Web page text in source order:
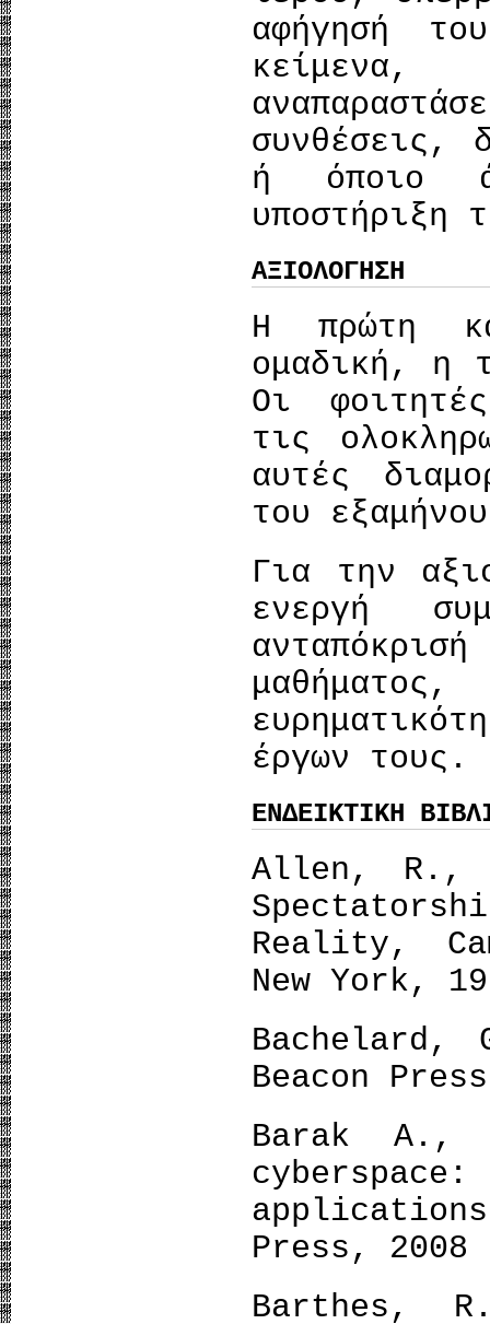
αφήγησή
κείμενα,
συνθέσεις,
ή όποιο
υποστήριξη
ΑΞΙΟΛΟΓΗΣΗ
Η πρώτη
ομαδική, η
Οι
τις
αυτές
του
Για την
ενεργή
έργων τους.
ΕΝΔΕΙΚΤΙΚΗ
Allen, R.,
Reality,
New York,
Beacon
Barak A.,
Press, 2008
Barthes,